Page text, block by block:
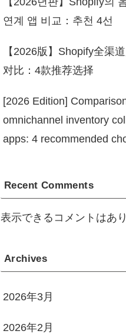
연계 앱 비교：추천 4선
【2026版】Shopify全渠
对比：4款推荐选择
[2026 Edition]
omnichannel inventory
apps: 4 recommended
Recent Comments
表示できるコメントはあ
Archives
2026年3月
2026年2月